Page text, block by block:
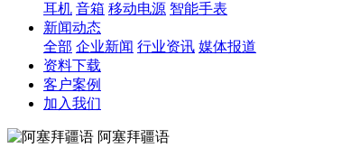
耳机 音箱 移动电源 智能手表
新闻动态
全部 企业新闻 行业资讯 媒体报道
资料下载
客户案例
加入我们
阿塞拜疆语